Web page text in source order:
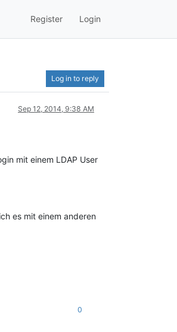
Register Login
Log in to reply
Sep 12, 2014, 9:38 AM
mit einem LDAP User
es mit einem anderen
0